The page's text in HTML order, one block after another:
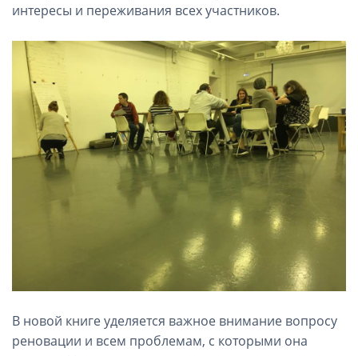
интересы и переживания всех участников.
В новой книге уделяется важное внимание вопросу
реновации и всем проблемам, с которыми она